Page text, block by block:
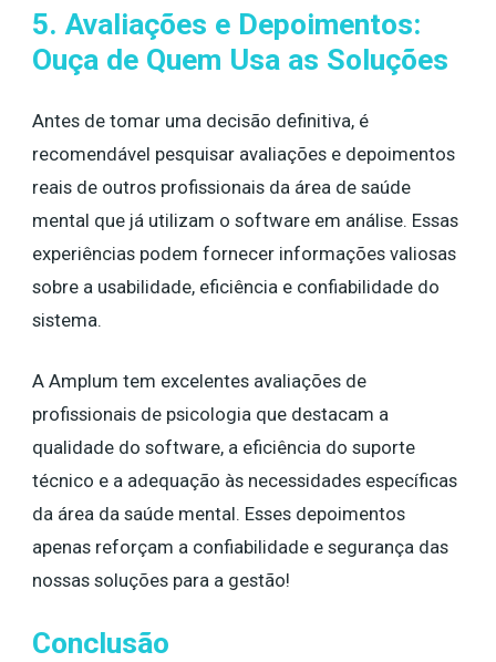
5. Avaliações e Depoimentos:
Ouça de Quem Usa as Soluções
Antes de tomar uma decisão definitiva, é
recomendável pesquisar avaliações e depoimentos
reais de outros profissionais da área de saúde
mental que já utilizam o software em análise. Essas
experiências podem fornecer informações valiosas
sobre a usabilidade, eficiência e confiabilidade do
sistema.
A Amplum tem excelentes avaliações de
profissionais de psicologia que destacam a
qualidade do software, a eficiência do suporte
técnico e a adequação às necessidades específicas
da área da saúde mental. Esses depoimentos
apenas reforçam a confiabilidade e segurança das
nossas soluções para a gestão!
Conclusão